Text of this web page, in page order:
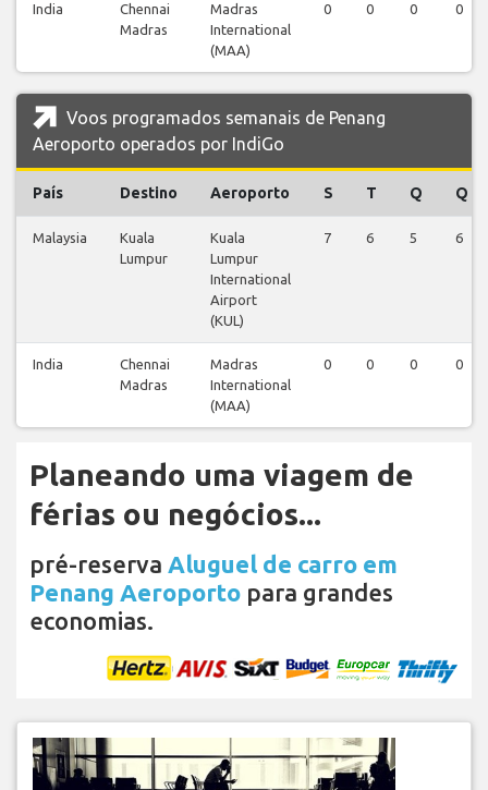
India
Chennai
Madras
Madras
International
(MAA)
0 0 0 0
Voos programados semanais de Penang
Aeroporto operados por IndiGo
País Destino Aeroporto S T Q Q
Malaysia
Kuala
Lumpur
Kuala
Lumpur
International
Airport
(KUL)
7 6 5 6
India
Chennai
Madras
Madras
International
(MAA)
0 0 0 0
Planeando uma viagem de
férias ou negócios...
pré-reserva Aluguel de carro em
Penang Aeroporto para grandes
economias.